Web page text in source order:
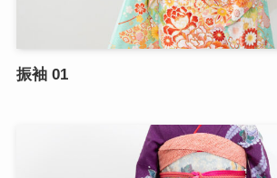
振袖 01